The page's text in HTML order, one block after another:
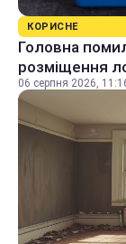
КОРИСНЕ
Головна
розміщення
06 серпня 2026,